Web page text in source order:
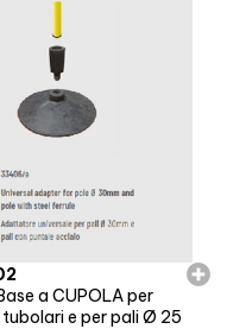
a CUPOLA per
e per pali Ø 25